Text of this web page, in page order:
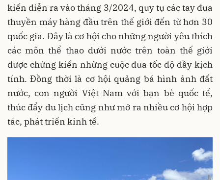
kiến diễn ra vào tháng 3/2024, quy tụ các tay đua
thuyền máy hàng đầu trên thế giới đến từ hơn 30
quốc gia. Đây là cơ hội cho những người yêu thích
các môn thể thao dưới nước trên toàn thế giới
được chứng kiến những cuộc đua tốc độ đầy kịch
tính. Đồng thời là cơ hội quảng bá hình ảnh đất
nước, con người Việt Nam với bạn bè quốc tế,
thúc đẩy du lịch cũng như mở ra nhiều cơ hội hợp
tác, phát triển kinh tế.